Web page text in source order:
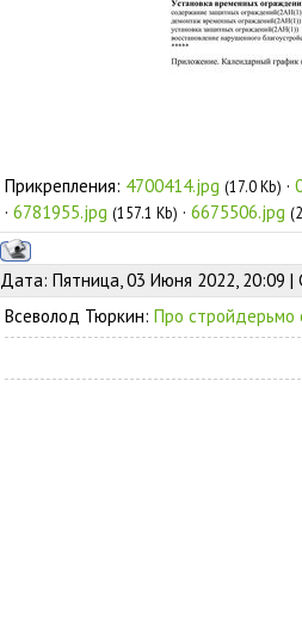
Прикрепления: 4700414.jpg (17.0 Kb) ·
· 6781955.jpg (157.1 Kb) · 6675506.jpg
Дата: Пятница, 03 Июня 2022, 20:09
Всеволод Тюркин: Про стройдерьмо